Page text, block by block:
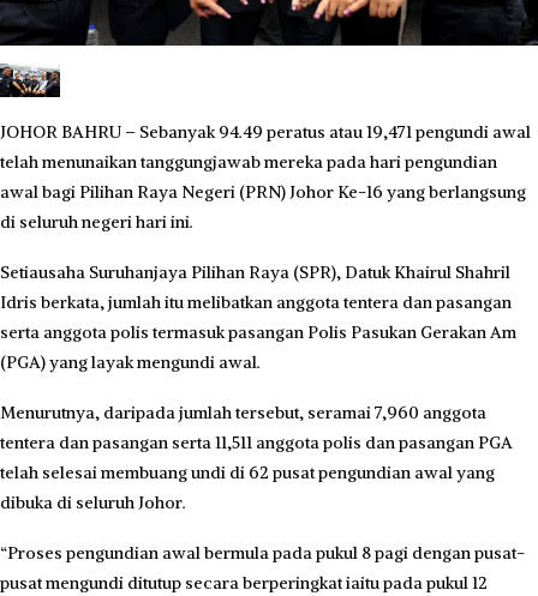
JOHOR BAHRU – Sebanyak 94.49 peratus atau 19,471 pengundi awal
telah menunaikan tanggungjawab mereka pada hari pengundian
awal bagi Pilihan Raya Negeri (PRN) Johor Ke-16 yang berlangsung
di seluruh negeri hari ini.
Setiausaha Suruhanjaya Pilihan Raya (SPR), Datuk Khairul Shahril
Idris berkata, jumlah itu melibatkan anggota tentera dan pasangan
serta anggota polis termasuk pasangan Polis Pasukan Gerakan Am
(PGA) yang layak mengundi awal.
Menurutnya, daripada jumlah tersebut, seramai 7,960 anggota
tentera dan pasangan serta 11,511 anggota polis dan pasangan PGA
telah selesai membuang undi di 62 pusat pengundian awal yang
dibuka di seluruh Johor.
“Proses pengundian awal bermula pada pukul 8 pagi dengan pusat-
pusat mengundi ditutup secara berperingkat iaitu pada pukul 12